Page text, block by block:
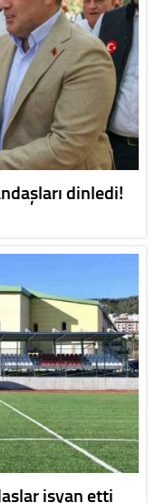
dinledi!
isyan etti